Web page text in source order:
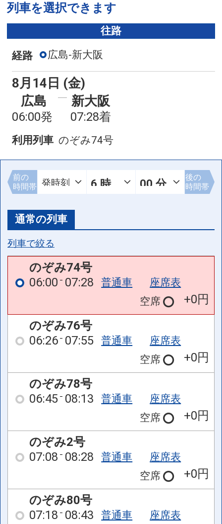
列車を選択できます
往路
経路 広島-新大阪
8月14日 (金)
広島
06:00発
新大阪
07:28着
利用列車 のぞみ74号
前の
時間帯
後の
時間帯
通常の列車
列車で絞る
のぞみ74号
06:00 07:28 普通車
座席表
空席
+0円
のぞみ76号
06:26 07:55 普通車
座席表
空席
+0円
のぞみ78号
06:45 08:13 普通車
座席表
空席
+0円
のぞみ2号
07:08 08:28 普通車
座席表
空席
+0円
のぞみ80号
07:18 08:43 普通車
座席表